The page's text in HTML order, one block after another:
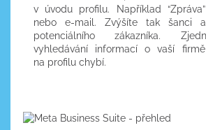
v úvodu profilu. Například
nebo e-mail. Zvýšíte tak šanci
potenciálního zákazníka.
vyhledávání informací o vaší
na profilu chybí.